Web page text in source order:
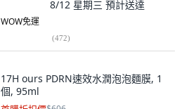
8/12 星期三 預計送達
WOW免運
(472)
17H ours PDRN速效水潤泡泡麵膜, 1
個, 95ml